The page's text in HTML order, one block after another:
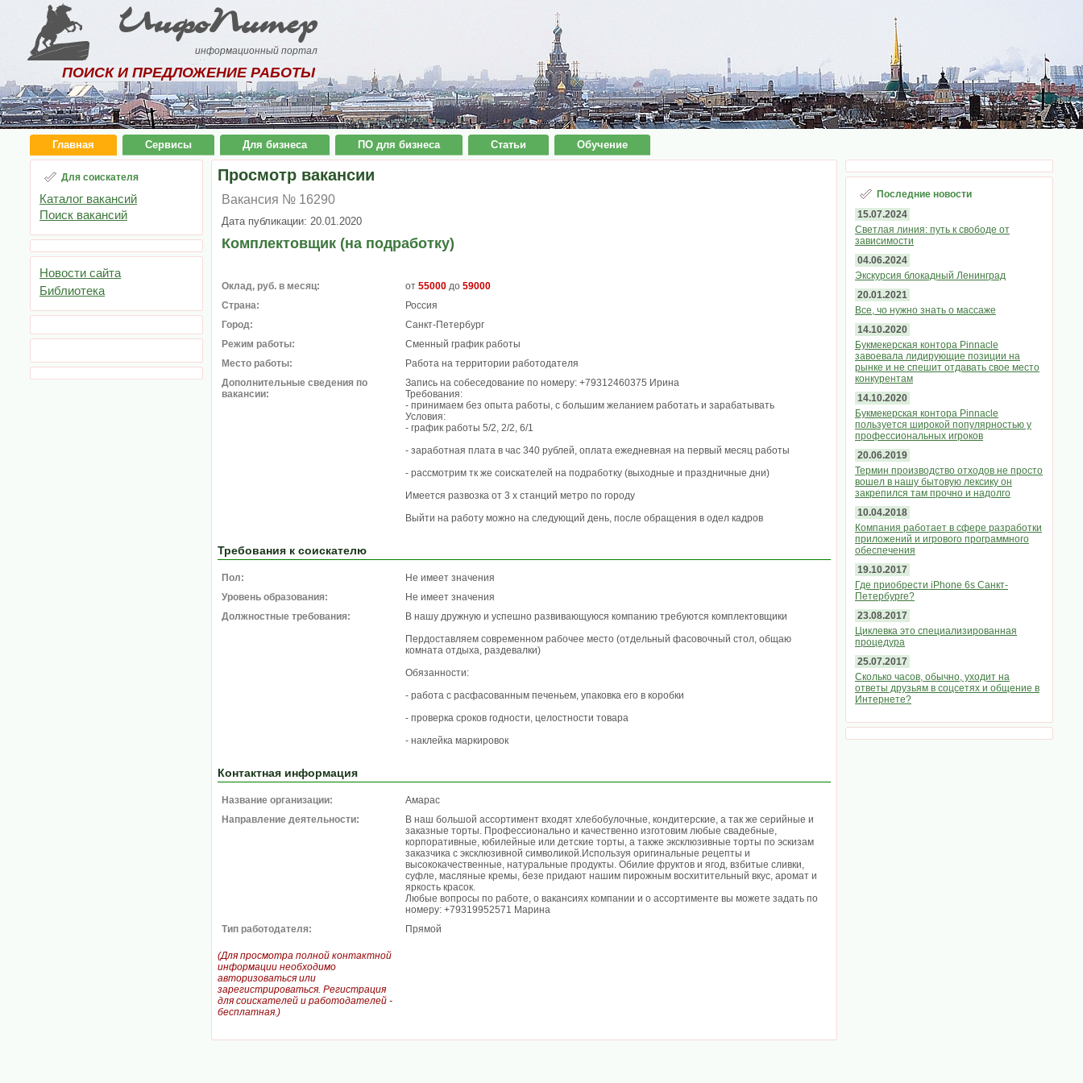
ИнфоПитер
информационный портал
ПОИСК И ПРЕДЛОЖЕНИЕ РАБОТЫ
Главная Сервисы Для бизнеса ПО для бизнеса Статьи Обучение
Для соискателя
Каталог вакансий
Поиск вакансий
Новости сайта
Библиотека
Просмотр вакансии
Вакансия № 16290
Дата публикации: 20.01.2020
Комплектовщик (на подработку)
Оклад, руб. в месяц: от 55000 до 59000
Страна:
Россия
Город:
Санкт-Петербург
Режим работы:
Сменный график работы
Место работы:
Работа на территории работодателя
Дополнительные сведения по
вакансии:
Запись на собеседование по номеру: +79312460375 Ирина
Требования:
- принимаем без опыта работы, с большим желанием работать и зарабатывать
Условия:
- график работы 5/2, 2/2, 6/1
- заработная плата в час 340 рублей, оплата ежедневная на первый месяц работы
- рассмотрим тк же соискателей на подработку (выходные и праздничные дни)
Имеется развозка от 3 х станций метро по городу
Выйти на работу можно на следующий день, после обращения в одел кадров
Требования к соискателю
Пол:
Не имеет значения
Уровень образования:
Не имеет значения
Должностные требования:
В нашу дружную и успешно развивающуюся компанию требуются комплектовщики
Пердоставляем современном рабочее место (отдельный фасовочный стол, общаю
комната отдыха, раздевалки)
Обязанности:
- работа с расфасованным печеньем, упаковка его в коробки
- проверка сроков годности, целостности товара
- наклейка маркировок
Контактная информация
Название организации:
Амарас
Направление деятельности:
В наш большой ассортимент входят хлебобулочные, кондитерские, а так же серийные и
заказные торты. Профессионально и качественно изготовим любые свадебные,
корпоративные, юбилейные или детские торты, а также эксклюзивные торты по эскизам
заказчика с эксклюзивной символикой.Используя оригинальные рецепты и
высококачественные, натуральные продукты. Обилие фруктов и ягод, взбитые сливки,
суфле, масляные кремы, безе придают нашим пирожным восхитительный вкус, аромат и
яркость красок.
Любые вопросы по работе, о вакансиях компании и о ассортименте вы можете задать по
номеру: +79319952571 Марина
Тип работодателя:
Прямой
(Для просмотра полной контактной
информации необходимо
авторизоваться или
зарегистрироваться. Регистрация
для соискателей и работодателей -
бесплатная.)
Последние новости
15.07.2024
Светлая линия: путь к свободе от
зависимости
04.06.2024
Экскурсия блокадный Ленинград
20.01.2021
Все, чо нужно знать о массаже
14.10.2020
Букмекерская контора Pinnacle
завоевала лидирующие позиции на
рынке и не спешит отдавать свое место
конкурентам
14.10.2020
Букмекерская контора Pinnacle
пользуется широкой популярностью у
профессиональных игроков
20.06.2019
Термин производство отходов не просто
вошел в нашу бытовую лексику он
закрепился там прочно и надолго
10.04.2018
Компания работает в сфере разработки
приложений и игрового программного
обеспечения
19.10.2017
Где приобрести iPhone 6s Санкт-
Петербурге?
23.08.2017
Циклевка это специализированная
процедура
25.07.2017
Сколько часов, обычно, уходит на
ответы друзьям в соцсетях и общение в
Интернете?